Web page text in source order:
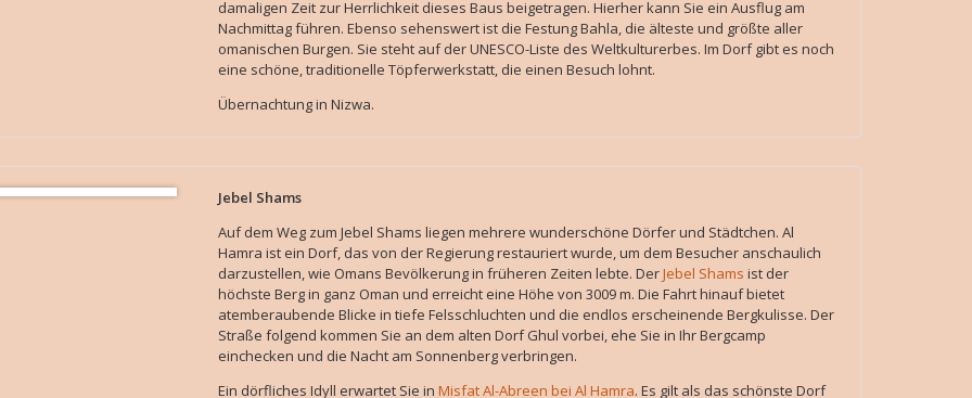
damaligen Zeit zur Herrlichkeit dieses Baus beigetragen. Hierher kann Sie ein Ausflug am
Nachmittag führen. Ebenso sehenswert ist die Festung Bahla, die älteste und größte aller
omanischen Burgen. Sie steht auf der UNESCO-Liste des Weltkulturerbes. Im Dorf gibt es noch
eine schöne, traditionelle Töpferwerkstatt, die einen Besuch lohnt.
Übernachtung in Nizwa.
Jebel Shams
Auf dem Weg zum Jebel Shams liegen mehrere wunderschöne Dörfer und Städtchen. Al
Hamra ist ein Dorf, das von der Regierung restauriert wurde, um dem Besucher anschaulich
darzustellen, wie Omans Bevölkerung in früheren Zeiten lebte. DerJebel Shams ist der
höchste Berg in ganz Oman und erreicht eine Höhe von 3009 m. Die Fahrt hinauf bietet
atemberaubende Blicke in tiefe Felsschluchten und die endlos erscheinende Bergkulisse. Der
Straße folgend kommen Sie an dem alten Dorf Ghul vorbei, ehe Sie in Ihr Bergcamp
einchecken und die Nacht am Sonnenberg verbringen.
Ein dörfliches Idyll erwartet Sie in Misfat Al-Abreen bei Al Hamra. Es gilt als das schönste Dorf